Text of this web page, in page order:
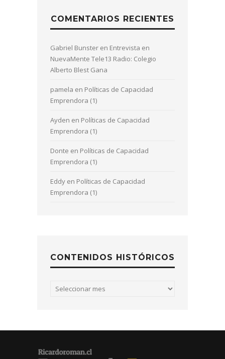
COMENTARIOS RECIENTES
Gabriel Bunster en Entrevista en
NuevaMente Tele13 Radio: Colegio
Alberto Blest Gana
pamela en Políticas de Capacidad
Emprendora (1)
Ayden en Políticas de Capacidad
Emprendora (1)
Donte en Políticas de Capacidad
Emprendora (1)
Eddy en Políticas de Capacidad
Emprendora (1)
CONTENIDOS HISTÓRICOS
Contenidos